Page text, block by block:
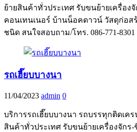
ย้ายสินค้าทั่วประเทศ รับขนย้ายเครื่อง
คอนเทนเนอร์ บ้านน็อคดาวน์ วัสดุก่อส
ชนิด สนใจสอบถาม/โทร. 086-771-
รถเฮี๊ยบบางนา
11/04/2023 admin 0
บริการรถเฮี๊ยบบางนา รถบรรทุกติดเค
สินค้าทั่วประเทศ รับขนย้ายเครื่องจักร